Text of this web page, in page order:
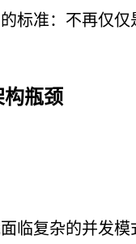
标准：不再仅
瓶颈
临复杂的并发模